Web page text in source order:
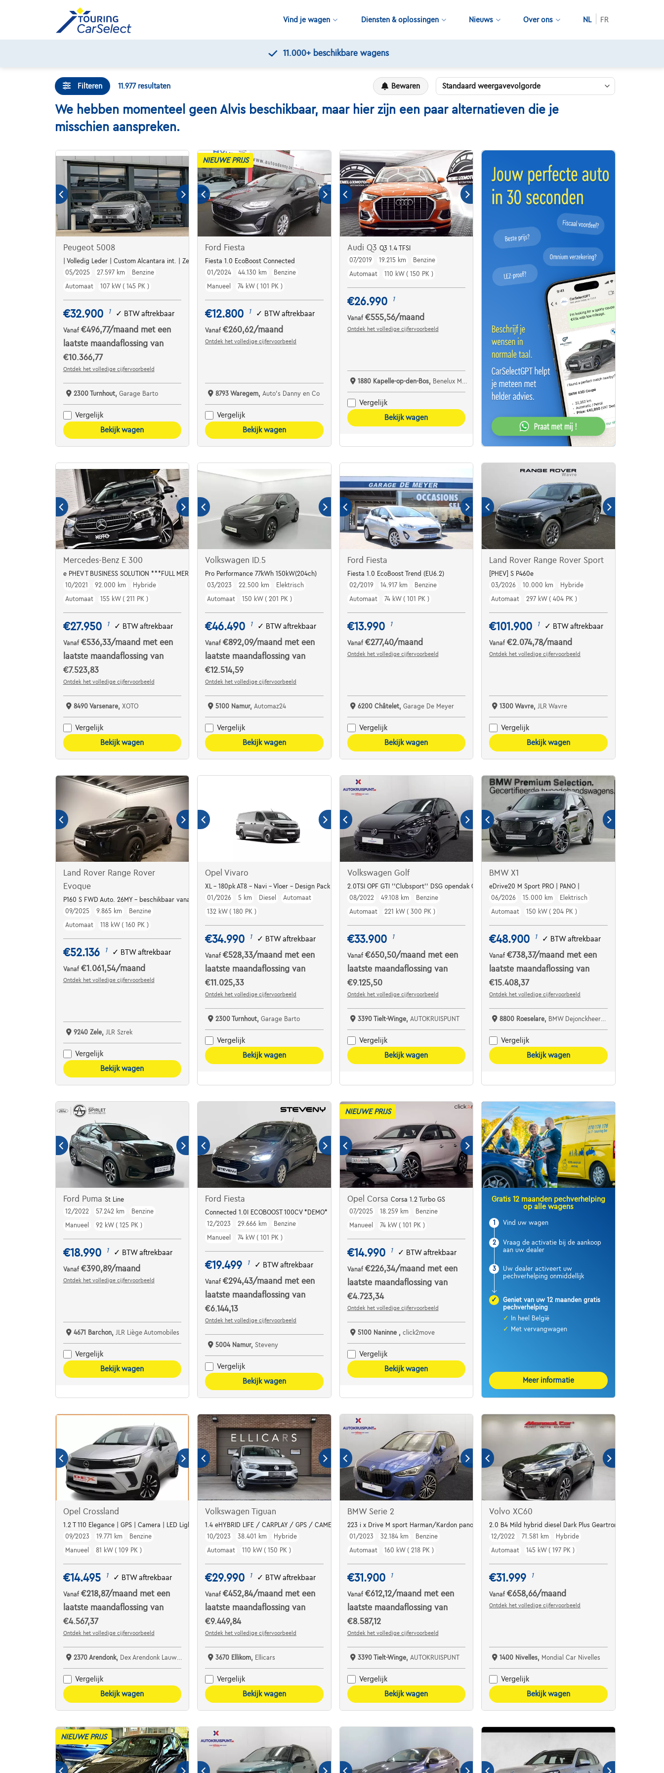
Vind je wagen Diensten & oplossingen Nieuws Over ons NL FR
11.000+beschikbare wagens
Filteren 11.977 resultaten Bewaren
We hebben momenteel geen Alvis beschikbaar, maar hier zijn een paar alternatieven die je
misschien aanspreken.
Peugeot 5008
| Volledig Leder | Custom Alcantara int. | Zetelverw. | Dodehoekdet. | Parkeersens. va | Navi | ...
05/2025
27.597 km
Benzine
Automaat
107 kW ( 145 PK )
€32.900 1 ✓ BTW aftrekbaar
Vanaf €496,77/maand met een
laatste maandaflossing van
€10.366,77
Ontdek het volledige cijfervoorbeeld
2300 Turnhout, Garage Barto
Vergelijk
Bekijk wagen
NIEUWE PRIJS
Ford Fiesta
Fiesta 1.0 EcoBoost Connected
01/2024
44.130 km
Benzine
Manueel
74 kW ( 101 PK )
€12.800 1 ✓ BTW aftrekbaar
Vanaf€260,62/maand
Ontdek het volledige cijfervoorbeeld
8793 Waregem, Auto's Danny en Co
Vergelijk
Bekijk wagen
Audi Q3 Q3 1.4 TFSI
07/2019
19.215 km
Benzine
Automaat
110 kW ( 150 PK )
€26.990 1
Vanaf €555,56/maand
Ontdek het volledige cijfervoorbeeld
1880 Kapelle-op-den-Bos, Benelux Motors
Vergelijk
Bekijk wagen
Mercedes-Benz E 300
e PHEV T BUSINESS SOLUTION ***FULL MERCEDES HISTORY / VAT REFUNDABLE***
10/2021
92.000 km
Hybride
Automaat
155 kW ( 211 PK )
€27.950 1 ✓ BTW aftrekbaar
Vanaf €536,33/maand met een
laatste maandaflossing van
€7.523,83
Ontdek het volledige cijfervoorbeeld
8490 Varsenare, XOTO
Vergelijk
Bekijk wagen
Volkswagen ID.5
Pro Performance 77kWh 150kW(204ch)
03/2023
22.500 km
Elektrisch
Automaat
150 kW ( 201 PK )
€46.490 1 ✓ BTW aftrekbaar
Vanaf€892,09/maand met een
laatste maandaflossing van
€12.514,59
Ontdek het volledige cijfervoorbeeld
5100 Namur, Automaz24
Vergelijk
Bekijk wagen
Ford Fiesta
Fiesta 1.0 EcoBoost Trend (EU6.2)
02/2019
14.917 km
Benzine
Automaat
74 kW ( 101 PK )
€13.990 1
Vanaf €277,40/maand
Ontdek het volledige cijfervoorbeeld
6200 Châtelet, Garage De Meyer
Vergelijk
Bekijk wagen
Land Rover Range Rover Sport
[PHEV] S P460e
03/2026
10.000 km
Hybride
Automaat
297 kW ( 404 PK )
€101.900 1 ✓ BTW aftrekbaar
Vanaf€2.074,78/maand
Ontdek het volledige cijfervoorbeeld
1300 Wavre, JLR Wavre
Vergelijk
Bekijk wagen
Land Rover Range Rover
Evoque
P160 S FWD Auto. 26MY - beschikbaar vanaf maart
09/2025
9.865 km
Benzine
Automaat
118 kW ( 160 PK )
€52.136 1 ✓ BTW aftrekbaar
Vanaf €1.061,54/maand
Ontdek het volledige cijfervoorbeeld
9240 Zele, JLR Szrek
Vergelijk
Bekijk wagen
Opel Vivaro
XL - 180pk AT8 - Navi - Vloer - Design Pack - Full LED
01/2026
5 km Diesel
Automaat
132 kW ( 180 PK )
€34.990 1 ✓ BTW aftrekbaar
Vanaf€528,33/maand met een
laatste maandaflossing van
€11.025,33
Ontdek het volledige cijfervoorbeeld
2300 Turnhout,Garage Barto
Vergelijk
Bekijk wagen
Volkswagen Golf
2.0TSI OPF GTI ''Clubsport'' DSG opendak GPS Camera Alu19
08/2022
49.108 km
Benzine
Automaat
221 kW ( 300 PK )
€33.900 1
Vanaf €650,50/maand met een
laatste maandaflossing van
€9.125,50
Ontdek het volledige cijfervoorbeeld
3390 Tielt-Winge, AUTOKRUISPUNT
Vergelijk
Bekijk wagen
BMW X1
eDrive20 M Sport PRO | PANO |
06/2026
15.000 km
Elektrisch
Automaat
150 kW ( 204 PK )
€48.900 1 ✓ BTW aftrekbaar
Vanaf€738,37/maand met een
laatste maandaflossing van
€15.408,37
Ontdek het volledige cijfervoorbeeld
8800 Roeselare, BMW Dejonckheere Roeselare
Vergelijk
Bekijk wagen
Ford Puma St Line
12/2022
57.242 km
Benzine
Manueel
92 kW ( 125 PK )
€18.990 1 ✓ BTW aftrekbaar
Vanaf €390,89/maand
Ontdek het volledige cijfervoorbeeld
4671 Barchon, JLR Liège Automobiles
Vergelijk
Bekijk wagen
Ford Fiesta
Connected 1.0I ECOBOOST 100CV *DEMO*
12/2023
29.666 km
Benzine
Manueel
74 kW ( 101 PK )
€19.499 1 ✓ BTW aftrekbaar
Vanaf€294,43/maand met een
laatste maandaflossing van
€6.144,13
Ontdek het volledige cijfervoorbeeld
5004 Namur,Steveny
Vergelijk
Bekijk wagen
NIEUWE PRIJS
Opel Corsa Corsa 1.2 Turbo GS
07/2025
18.259 km
Benzine
Manueel
74 kW ( 101 PK )
€14.990 1 ✓ BTW aftrekbaar
Vanaf €226,34/maand met een
laatste maandaflossing van
€4.723,34
Ontdek het volledige cijfervoorbeeld
5100 Naninne , click2move
Vergelijk
Bekijk wagen
Gratis 12 maanden pechverhelping
op alle wagens
1 Vind uw wagen
2
Vraag de activatie bij de aankoop
aan uw dealer
3
Uw dealer activeert uw
pechverhelping onmiddellijk
✓
Geniet van uw 12 maanden gratis
pechverhelping
✓
In heel België
✓ Met vervangwagen
Meer informatie
Opel Crossland
1.2 T 110 Elegance | GPS | Camera | LED Lights | Alu16 De Opel Crossland 1.2 Turbo Elegance (110 pk)
09/2023
19.771 km
Benzine
Manueel
81 kW ( 109 PK )
€14.495 1 ✓ BTW aftrekbaar
Vanaf €218,87/maand met een
laatste maandaflossing van
€4.567,37
Ontdek het volledige cijfervoorbeeld
2370 Arendonk, Dex Arendonk Lauwers Cars bv
Vergelijk
Bekijk wagen
Volkswagen Tiguan
1.4 eHYBRID LIFE / CARPLAY / GPS / CAMERA / LED
10/2023
38.401 km
Hybride
Automaat
110 kW ( 150 PK )
€29.990 1 ✓ BTW aftrekbaar
Vanaf€452,84/maand met een
laatste maandaflossing van
€9.449,84
Ontdek het volledige cijfervoorbeeld
3670 Ellikom, Ellicars
Vergelijk
Bekijk wagen
BMW Serie 2
223 i x Drive M sport Harman/Kardon panodak dig.airco alu19
01/2023
32.184 km
Benzine
Automaat
160 kW ( 218 PK )
€31.900 1
Vanaf €612,12/maand met een
laatste maandaflossing van
€8.587,12
Ontdek het volledige cijfervoorbeeld
3390 Tielt-Winge, AUTOKRUISPUNT
Vergelijk
Bekijk wagen
Volvo XC60
2.0 B4 Mild hybrid diesel Dark Plus Geartronic
12/2022
71.581 km
Hybride
Automaat
145 kW ( 197 PK )
€31.999 1
Vanaf€658,66/maand
Ontdek het volledige cijfervoorbeeld
1400 Nivelles, Mondial Car Nivelles
Vergelijk
Bekijk wagen
NIEUWE PRIJS